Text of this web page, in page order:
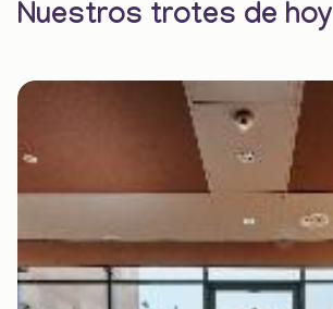
Nuestros trotes de hoy